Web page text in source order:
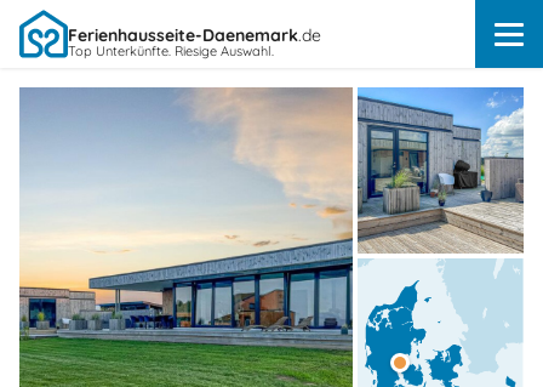
Ferienhausseite-Daenemark.de
Top Unterkünfte. Riesige Auswahl.